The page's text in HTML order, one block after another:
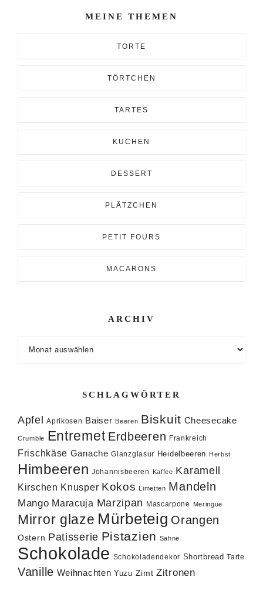
MEINE THEMEN
TORTE
TÖRTCHEN
TARTES
KUCHEN
DESSERT
PLÄTZCHEN
PETIT FOURS
MACARONS
ARCHIV
SCHLAGWÖRTER
Apfel Aprikosen Baiser Beeren Biskuit Cheesecake
Crumble Entremet Erdbeeren Frankreich
Frischkäse Ganache Glanzglasur Heidelbeeren Herbst
Himbeeren Johannisbeeren Kaffee Karamell
Kirschen Knusper Kokos Limetten Mandeln
Mango Maracuja Marzipan Mascarpone Meringue
Mirror glaze Mürbeteig Orangen
Ostern Patisserie Pistazien Sahne
Schokolade Schokoladendekor Shortbread Tarte
Vanille Weihnachten Yuzu Zimt Zitronen